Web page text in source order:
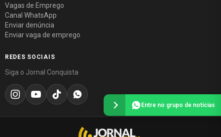
Vagas de Emprego
Canal WhatsApp
Enviar denúncia
Enviar vaga de emprego
REDES SOCIAIS
Siga o Jornal Conquista
Entre no grupo de notícias